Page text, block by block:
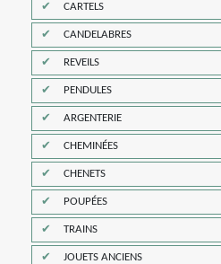
CARTELS
CANDELABRES
REVEILS
PENDULES
ARGENTERIE
CHEMINÉES
CHENETS
POUPÉES
TRAINS
JOUETS ANCIENS